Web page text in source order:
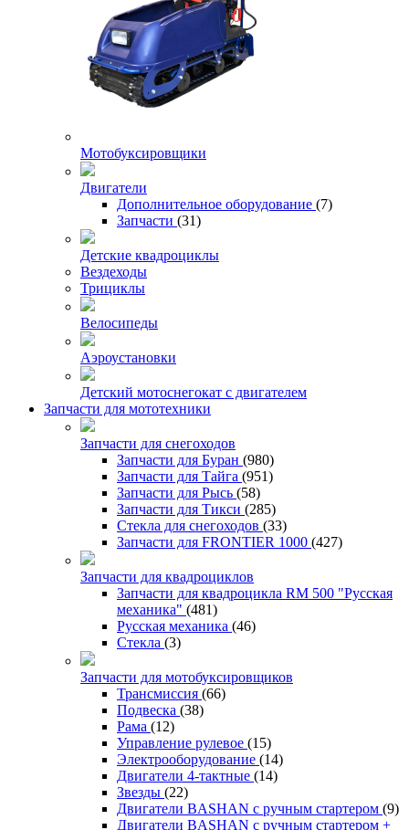
Мотобуксировщики
Двигатели
Дополнительное оборудование (7)
Запчасти (31)
Детские квадроциклы
Вездеходы
Трициклы
Велосипеды
Аэроустановки
Детский мотоснегокат с двигателем
Запчасти для мототехники
Запчасти для снегоходов
Запчасти для Буран (980)
Запчасти для Тайга (951)
Запчасти для Рысь (58)
Запчасти для Тикси (285)
Стекла для снегоходов (33)
Запчасти для FRONTIER 1000 (427)
Запчасти для квадроциклов
Запчасти для квадроцикла RM 500 "Русская
механика" (481)
Русская механика (46)
Стекла (3)
Запчасти для мотобуксировщиков
Трансмиссия (66)
Подвеска (38)
Рама (12)
Управление рулевое (15)
Электрооборудование (14)
Двигатели 4-тактные (14)
Звезды (22)
Двигатели BASHAN с ручным стартером (9)
Двигатели BASHAN с ручным стартером +